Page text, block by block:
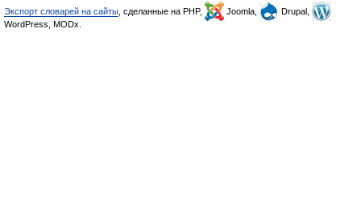
Экспорт словарей на сайты , сделанные на PHP, Joomla,
Drupal,
WordPress, MODx.